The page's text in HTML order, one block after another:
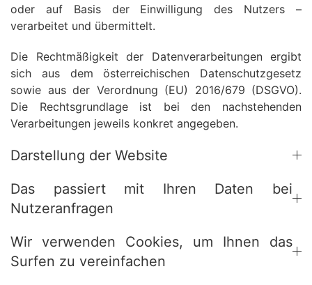
oder auf Basis der Einwilligung des Nutzers –
verarbeitet und übermittelt.
Die Rechtmäßigkeit der Datenverarbeitungen ergibt
sich aus dem österreichischen Datenschutzgesetz
sowie aus der Verordnung (EU) 2016/679 (DSGVO).
Die Rechtsgrundlage ist bei den nachstehenden
Verarbeitungen jeweils konkret angegeben.
Darstellung der Website
Das passiert mit Ihren Daten bei
Nutzeranfragen
Wir verwenden Cookies, um Ihnen das
Surfen zu vereinfachen